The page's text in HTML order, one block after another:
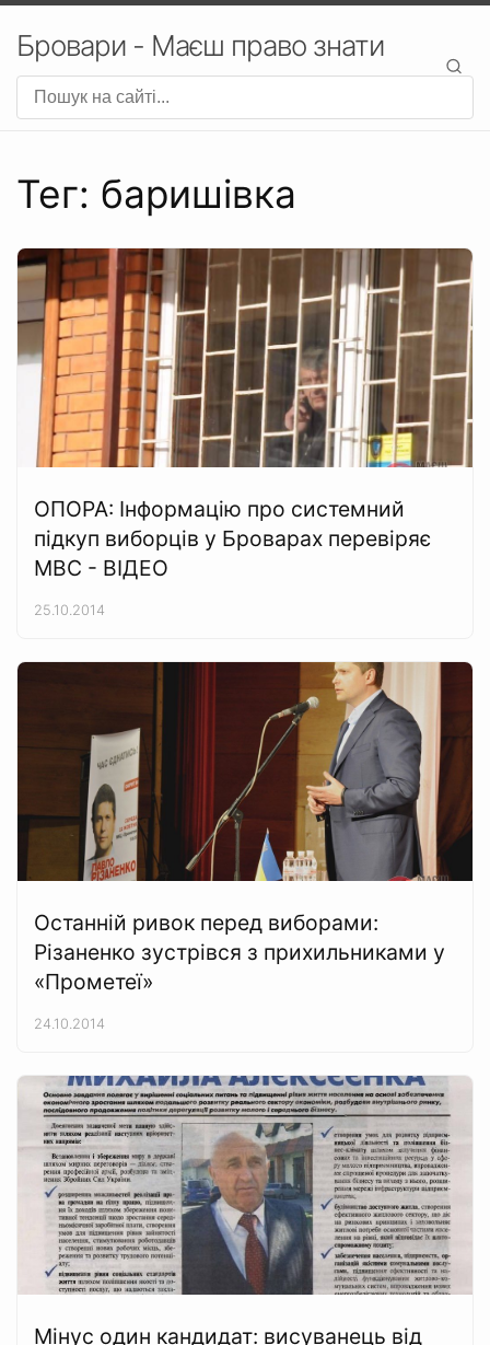
Бровари - Маєш право знати
Тег: баришівка
ОПОРА: Інформацію про системний
підкуп виборців у Броварах перевіряє
МВС - ВІДЕО
25.10.2014
Останній ривок перед виборами:
Різаненко зустрівся з прихильниками у
«Прометеї»
24.10.2014
Мінус один кандидат: висуванець від